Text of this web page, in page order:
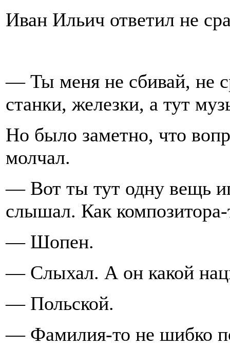
Иван Ильич ответил не
— Ты меня не сбивай, не
станки, железки, а тут
Но было заметно, что
молчал.
— Вот ты тут одну вещь
слышал. Как композитора-
— Шопен.
— Слыхал. А он какой
— Польской.
— Фамилия-то не шибко